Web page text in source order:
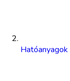
Hatóanyagok